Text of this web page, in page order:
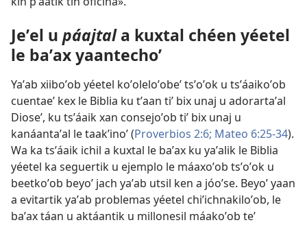
Jeʼel u páajtala kuxtal chéen yéetel
le baʼax yaantechoʼ
Yaʼab xiiboʼob yéetel koʼoleloʼobeʼ tsʼoʼok u tsʼáaikoʼob
cuentaeʼ kex le Biblia ku tʼaan tiʼ bix unaj u adorartaʼal
Dioseʼ, ku tsʼáaik xan consejoʼob tiʼ bix unaj u
kanáantaʼal le taakʼinoʼ (Proverbios 2:6; Mateo 6:25-34).
Wa ka tsʼáaik ichil a kuxtal le baʼax ku yaʼalik le Biblia
yéetel ka seguertik u ejemplo le máaxoʼob tsʼoʼok u
beetkoʼob beyoʼ jach yaʼab utsil ken a jóoʼse. Beyoʼ yaan
a evitartik yaʼab problemas yéetel chiʼichnakiloʼob, le
baʼax táan u aktáantik u millonesil máakoʼob teʼ